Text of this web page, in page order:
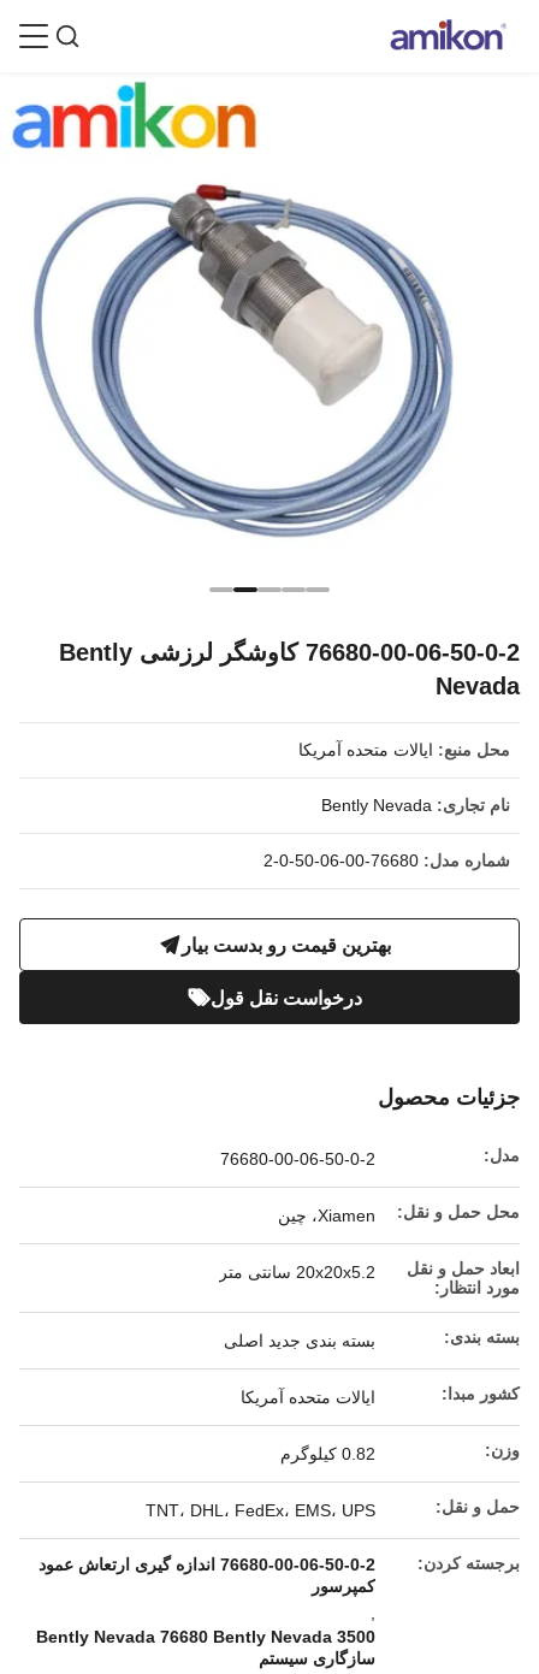
76680-00-06-50-0-2 کاوشگر لرزشی Bently
Nevada
محل منبع: ایالات متحده آمریکا
نام تجاری: Bently Nevada
شماره مدل: 76680-00-06-50-0-2
بهترین قیمت رو بدست بیار
درخواست نقل قول
جزئیات محصول
مدل: 76680-00-06-50-0-2
محل حمل و نقل: Xiamen، چین
ابعاد حمل و نقل
مورد انتظار:
20x20x5.2 سانتی متر
بسته بندی: بسته بندی جدید اصلی
کشور مبدا: ایالات متحده آمریکا
وزن: 0.82 کیلوگرم
حمل و نقل: TNT، DHL، FedEx، EMS، UPS
برجسته کردن:
76680-00-06-50-0-2 اندازه گیری ارتعاش عمود
کمپرسور
Bently Nevada 76680 Bently Nevada 3500
سازگاری سیستم